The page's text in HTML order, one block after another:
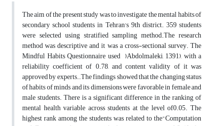
The aim of the present study was to investigate the mental habits of
secondary school students in Tehran's 9th district. 359 students
were selected using stratified sampling method.The research
method was descriptive and it was a cross-sectional survey. The
Mindful Habits Questionnaire used )Abdolmaleki, 1391), with a
reliability coefficient of 0.78, and content validity of it was
approved by experts..The findings showed that the changing status
of habits of minds and its dimensions were favorable in female and
male students. There is a significant difference in the ranking of
mental health variable across students at the level of0.05. The
highest rank among the students was related to the"Computation